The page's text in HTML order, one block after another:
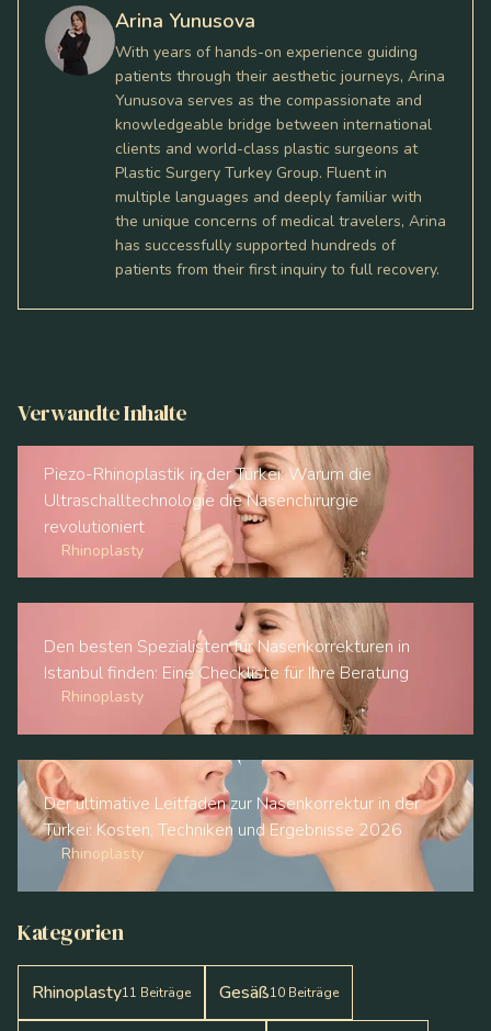
Arina Yunusova
With years of hands-on experience guiding
patients through their aesthetic journeys, Arina
Yunusova serves as the compassionate and
knowledgeable bridge between international
clients and world-class plastic surgeons at
Plastic Surgery Turkey Group. Fluent in
multiple languages and deeply familiar with
the unique concerns of medical travelers, Arina
has successfully supported hundreds of
patients from their first inquiry to full recovery.
Verwandte Inhalte
Piezo-Rhinoplastik in der Türkei: Warum die
Ultraschalltechnologie die Nasenchirurgie
revolutioniert
Rhinoplasty
Den besten Spezialisten für Nasenkorrekturen in
Istanbul finden: Eine Checkliste für Ihre Beratung
Rhinoplasty
Der ultimative Leitfaden zur Nasenkorrektur in der
Türkei: Kosten, Techniken und Ergebnisse 2026
Rhinoplasty
Kategorien
Rhinoplasty11 Beiträge Gesäß10 Beiträge